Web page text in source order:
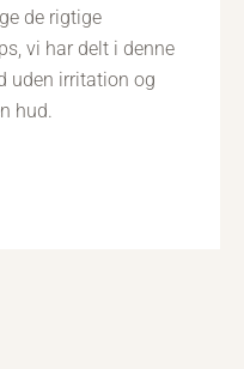
de rigtige
vi har delt i denne
uden irritation og
hud.